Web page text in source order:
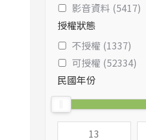
影音資料 (5417)
授權狀態
不授權 (1337)
可授權 (52334)
民國年份